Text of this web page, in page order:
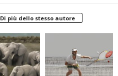
Di più dello stesso autore